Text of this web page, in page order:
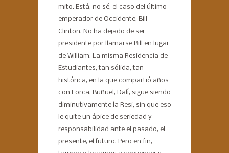
mito. Está, no sé, el caso del último
emperador de Occidente, Bill
Clinton. No ha dejado de ser
presidente por llamarse Bill en lugar
de William. La misma Residencia de
Estudiantes, tan sólida, tan
histórica, en la que compartió años
con Lorca, Buñuel, Dalí, sigue siendo
diminutivamente la Resi, sin que eso
le quite un ápice de seriedad y
responsabilidad ante el pasado, el
presente, el futuro. Pero en fin,